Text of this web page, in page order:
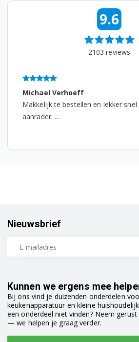
BSG82050/04
BSG82060CH/01
BSG82077AU/10
BSG82077CH/10
BSG82200GB/01
BSG82200GB/10
9.6
2103 reviews
Michael Verhoeff
Makkelijk te bestellen en lekker snel
aanrader. ...
Kunnen we ergens mee
Bij ons vind je duizenden onderdelen
keukenapparatuur en kleine
een onderdeel niet vinden? Neem
— we helpen je graag verder.
Nieuwsbrief